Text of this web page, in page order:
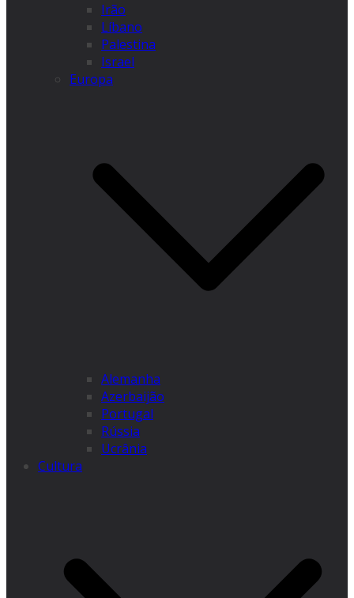
Irão
Líbano
Palestina
Israel
Europa
Alemanha
Azerbaijão
Portugal
Rússia
Ucrânia
Cultura